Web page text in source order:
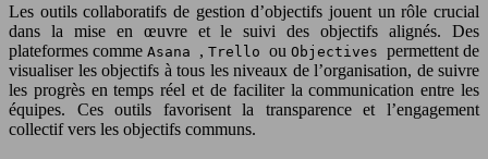
Les outils collaboratifs de gestion d’objectifs jouent un rôle crucial
dans la mise en œuvre et le suivi des objectifs alignés. Des
plateformes comme Asana , Trello ou Objectives permettent de
visualiser les objectifs à tous les niveaux de l’organisation, de suivre
les progrès en temps réel et de faciliter la communication entre les
équipes. Ces outils favorisent la transparence et l’engagement
collectif vers les objectifs communs.